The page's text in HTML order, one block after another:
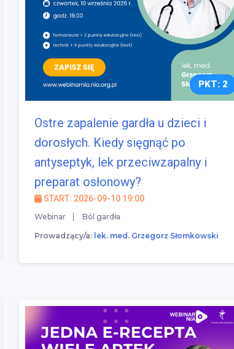
PKT: 2
Ostre zapalenie gardła u dzieci i
dorosłych. Kiedy sięgnąć po
antyseptyk, lek przeciwzapalny i
preparat osłonowy?
START: 2026-09-10 19:00
Webinar Ból gardła
Prowadzący/a: lek. med. Grzegorz Słomkowski